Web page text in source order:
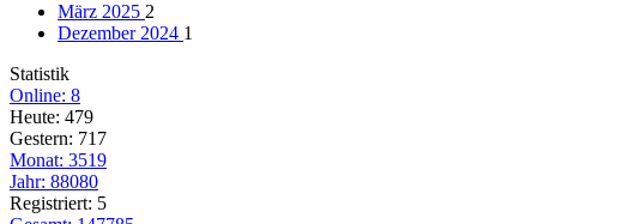
März 2025 2
Dezember 2024 1
Statistik
Online: 8
Heute: 479
Gestern: 717
Monat: 3519
Jahr: 88080
Registriert: 5